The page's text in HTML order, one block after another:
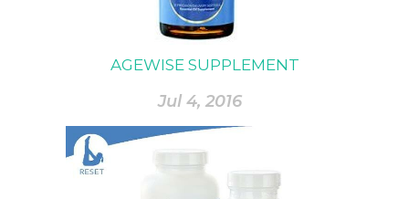
AGEWISE SUPPLEMENT
Jul 4, 2016